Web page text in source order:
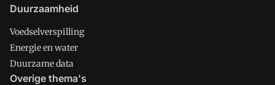
Duurzaamheid
Voedselverspilling
Energie en water
Duurzame data
Overige thema's